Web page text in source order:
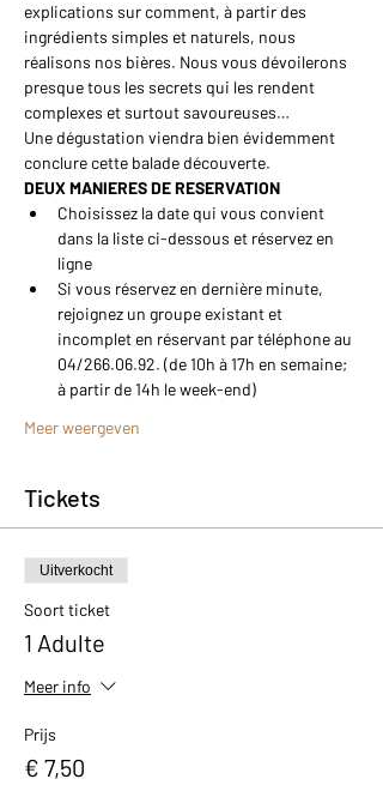
explications sur comment, à partir des
ingrédients simples et naturels, nous
réalisons nos bières. Nous vous dévoilerons
presque tous les secrets qui les rendent
complexes et surtout savoureuses…
Une dégustation viendra bien évidemment
conclure cette balade découverte.
DEUX MANIERES DE RESERVATION
Choisissez la date qui vous convient
dans la liste ci-dessous et réservez en
ligne
Si vous réservez en dernière minute,
rejoignez un groupe existant et
incomplet en réservant par téléphone au
04/266.06.92. (de 10h à 17h en semaine;
à partir de 14h le week-end)
Meer weergeven
Tickets
Uitverkocht
Soort ticket
1 Adulte
Meer info
Prijs
€ 7,50